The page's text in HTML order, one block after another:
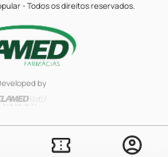
- Todos os direitos reservados.
by